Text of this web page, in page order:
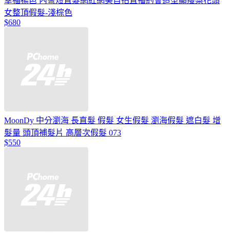
女整頂假髮-淺棕色
$680
MoonDy 中分瀏海 長直髮 假髮 女生假髮 瀏海假髮 遮白髮 增
髮量 頭頂補髮片 高層次假髮 073
$550